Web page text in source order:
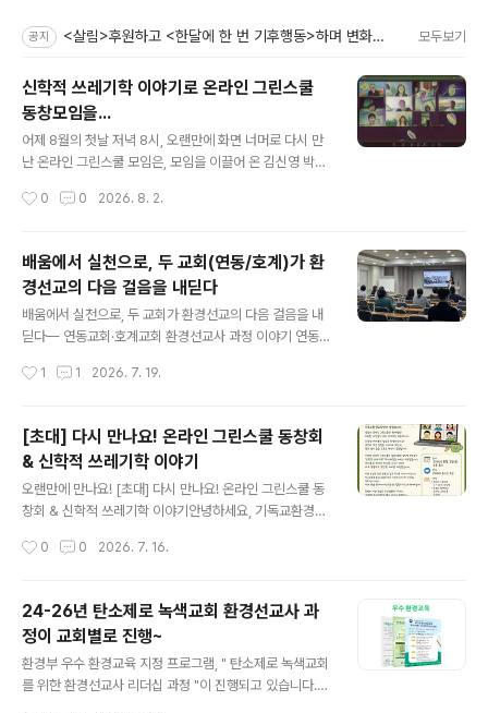
공지 <살림>후원하고 <한달에 한 번 기후행동>하며 변화를 만들어가요! 모두보기
신학적 쓰레기학 이야기로 온라인 그린스쿨
동창모임을...
어제 8월의 첫날 저녁 8시, 오랜만에 화면 너머로 다시 만
난 온라인 그린스쿨 모임은, 모임을 이끌어 온 김신영 박사
현장과 교회, 학교와 연구의 자리에서 각자 걸어온 시간을
부소장 김신영 박사가 이끈 ‘신학적 쓰레기학’ 이야기였다.
김 박사는 쓰레기를 단순히 쓸모를 잃은 물질이나 처리해
야 할 대상으로만 보지 말고, 문화적·정치적·종교적으로 구
성되는 존재로 바라보자고 제안했다. 참가자들은 “무엇이
쓰레기인가”, “누가 위험한 것과 안전한 것을 정하는가”,
레기의 의미를 다시 생각했다. 핵폐기물, 플라스틱, 이산화
0 0 2026. 8. 2.
배움에서 실천으로, 두 교회(연동/호계)가 환
경선교의 다음 걸음을 내딛다
배움에서 실천으로, 두 교회가 환경선교의 다음 걸음을 내
딛다— 연동교회·호계교회 환경선교사 과정 이야기 연동교
교사 과정이 7월 18일로 모두 마무리되었다. 같은 시기에
현재의 자리만큼 내용과 마무리 방식에는 조금씩 차이가
있었다. 그러나 두 과정이 향한 곳은 같았다. 기후위기를 하
나의 환경문제로만 보지 않고 창조신앙과 교회의 선교적
과제로 받아들이는 것, 그리고 배운 내용을 각자의 삶과 교
회 안에서 실제 행동으로 옮기는 것이었다.과정 중에 자주
그 신음을 기도로 품으며, 자신의 삶과 교회를 바꾸고, 지역
1 1 2026. 7. 19.
[초대] 다시 만나요! 온라인 그린스쿨 동창회
& 신학적 쓰레기학 이야기
오랜만에 만나요! [초대] 다시 만나요! 온라인 그린스쿨 동
창회 & 신학적 쓰레기학 이야기안녕하세요, 기독교환경교
중한 시간들이 문득 떠오르는 요즘입니다.수강생 여러분의
인 그린스쿨의 길잡이였던 김신영 부소장이 ‘신학적 쓰레
기학’ 박사과정을 마치고 귀국했습니다.여러분과 반가운
인사를 나누기 위해 아주 특별하고 편안한 자리를 마련했
습니다. 이번 모임은 논문 발표와 같은 무거운 자리가 아닙
0 0 2026. 7. 16.
24-26년 탄소제로 녹색교회 환경선교사 과
정이 교회별로 진행~
환경부 우수 환경교육 지정 프로그램, " 탄소제로 녹색교회
를 위한 환경선교사 리더십 과정 "이 진행되고 있습니다.